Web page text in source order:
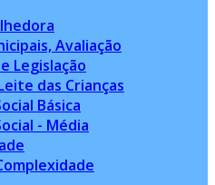
Avaliação
Legislação
das Crianças
Básica
- Média